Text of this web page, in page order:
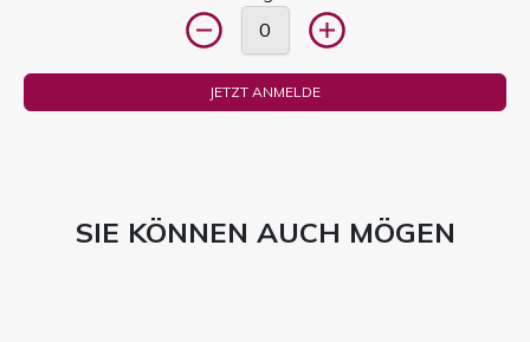
JETZT ANMELDE
SIE KÖNNEN AUCH MÖGEN